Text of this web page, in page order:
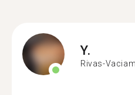
Y.
Rivas-